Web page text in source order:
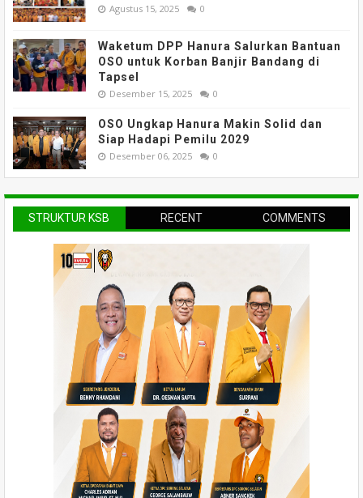
Agustus 15, 2025 0
Waketum DPP Hanura Salurkan Bantuan
OSO untuk Korban Banjir Bandang di
Tapsel
Desember 15, 2025 0
OSO Ungkap Hanura Makin Solid dan
Siap Hadapi Pemilu 2029
Desember 06, 2025 0
STRUKTUR KSB RECENT COMMENTS